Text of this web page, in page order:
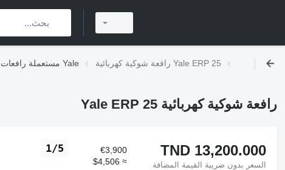
مستعملة رافعات شوكية كهربائية Yale رافعة شوكية كهربائية Yale ERP 25
رافعة شوكية كهربائية Yale ERP 25
1/5 TND 13,200.000
السعر بدون ضريبة القيمة المضافة
€3,900
≈ $4,506